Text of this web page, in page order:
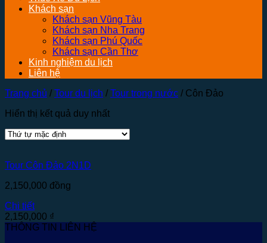
Khách sạn
Khách sạn Vũng Tàu
Khách sạn Nha Trang
Khách sạn Phú Quốc
Khách sạn Cần Thơ
Kinh nghiệm du lịch
Liên hệ
Trang chủ / Tour du lịch / Tour trong nước / Côn Đảo
Hiển thị kết quả duy nhất
Tour Côn Đảo 2N1D
2,150,000 đồng
Chi tiết
2,150,000 ₫
THÔNG TIN LIÊN HỆ